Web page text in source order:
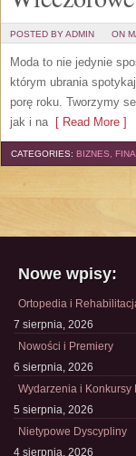
POSTED BY ADMIN ON
Moda to nie jedynie
którym ubrania
porę roku. Tworzymy
jak i na[ Read More ]
CATEGORIES: BIZNES,
Nowe wpisy:
Ortopedia i
7 sierpnia, 2026
Nowości i Premiery
6 sierpnia, 2026
Wydarzenia i Konkursy
5 sierpnia, 2026
Nietypowe Dyscypliny
4 sierpnia, 2026